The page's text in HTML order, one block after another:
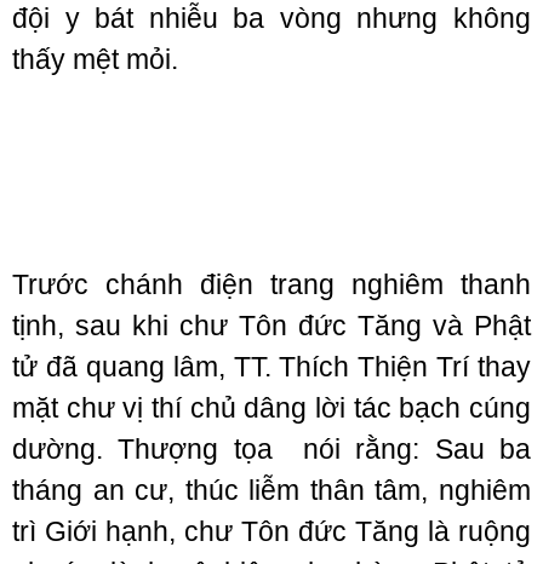
đội y bát nhiễu ba vòng nhưng không
thấy mệt mỏi.
Trước chánh điện trang nghiêm thanh
tịnh, sau khi chư Tôn đức Tăng và Phật
tử đã quang lâm, TT. Thích Thiện Trí thay
mặt chư vị thí chủ dâng lời tác bạch cúng
dường. Thượng tọa nói rằng: Sau ba
tháng an cư, thúc liễm thân tâm, nghiêm
trì Giới hạnh, chư Tôn đức Tăng là ruộng